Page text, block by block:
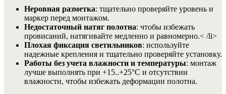
Неровная разметка: тщательно проверяйте уровень и
маркер перед монтажом.
Недостаточный натяг полотна: чтобы избежать
провисаний, натягивайте медленно и равномерно.< /li>
Плохая фиксация светильников: используйте
надежные крепления и тщательно проверяйте установку.
Работы без учета влажности и температуры: монтаж
лучше выполнять при +15..+25°C и отсутствии
влажности, чтобы избежать деформации полотна.